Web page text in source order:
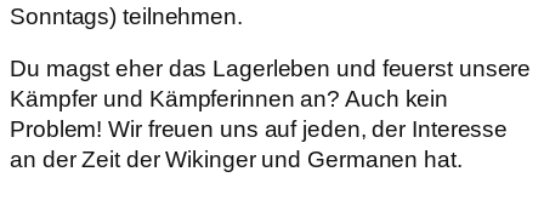
Sonntags) teilnehmen.
Du magst eher das Lagerleben und feuerst unsere
Kämpfer und Kämpferinnen an? Auch kein
Problem! Wir freuen uns auf jeden, der Interesse
an der Zeit der Wikinger und Germanen hat.